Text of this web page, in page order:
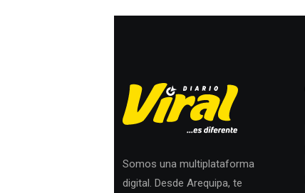
Somos una multiplataforma
digital. Desde Arequipa, te